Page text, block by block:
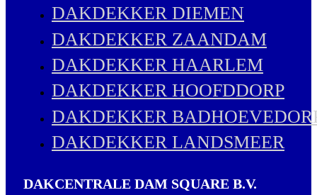
DAKDEKKER DIEMEN
DAKDEKKER ZAANDAM
DAKDEKKER HAARLEM
DAKDEKKER HOOFDDORP
DAKDEKKER
DAKDEKKER LANDSMEER
DAKCENTRALE DAM SQUARE B.V.